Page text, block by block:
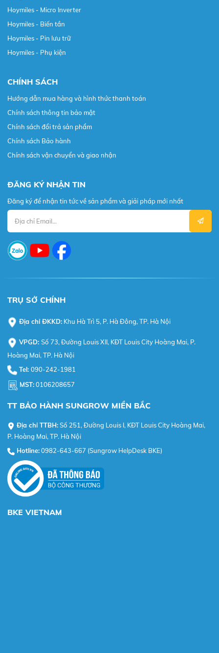
Hoymiles - Micro Inverter
Hoymiles - Biến tần
Hoymiles - Pin lưu trữ
Hoymiles - Phụ kiện
CHÍNH SÁCH
Hướng dẫn mua hàng và hình thức thanh toán
Chính sách thông tin bảo mật
Chính sách đổi trả sản phẩm
Chính sách Bảo hành
Chính sách vận chuyển và giao nhận
ĐĂNG KÝ NHẬN TIN
Đăng ký để nhận tin tức về sản phẩm và giải pháp mới nhất
TRỤ SỞ CHÍNH
Địa chỉ ĐKKD: Khu Hà Trì 5, P. Hà Đông, TP. Hà Nội
VPGD: Số 73, Đường Louis XII, KĐT Louis City Hoàng Mai, P.
Hoàng Mai, TP. Hà Nội
Tel: 090-242-1981
MST:0106208657
TT BẢO HÀNH SUNGROW MIỀN BẮC
Địa chỉ TTBH:Số 251, Đường Louis I, KĐT Louis City Hoàng Mai,
P. Hoàng Mai, TP. Hà Nội
Hotline:0982-643-667 (Sungrow HelpDesk BKE)
BKE VIETNAM